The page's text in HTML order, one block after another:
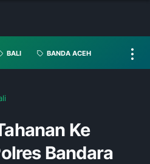
BALI BANDA ACEH
Ke
Bandara